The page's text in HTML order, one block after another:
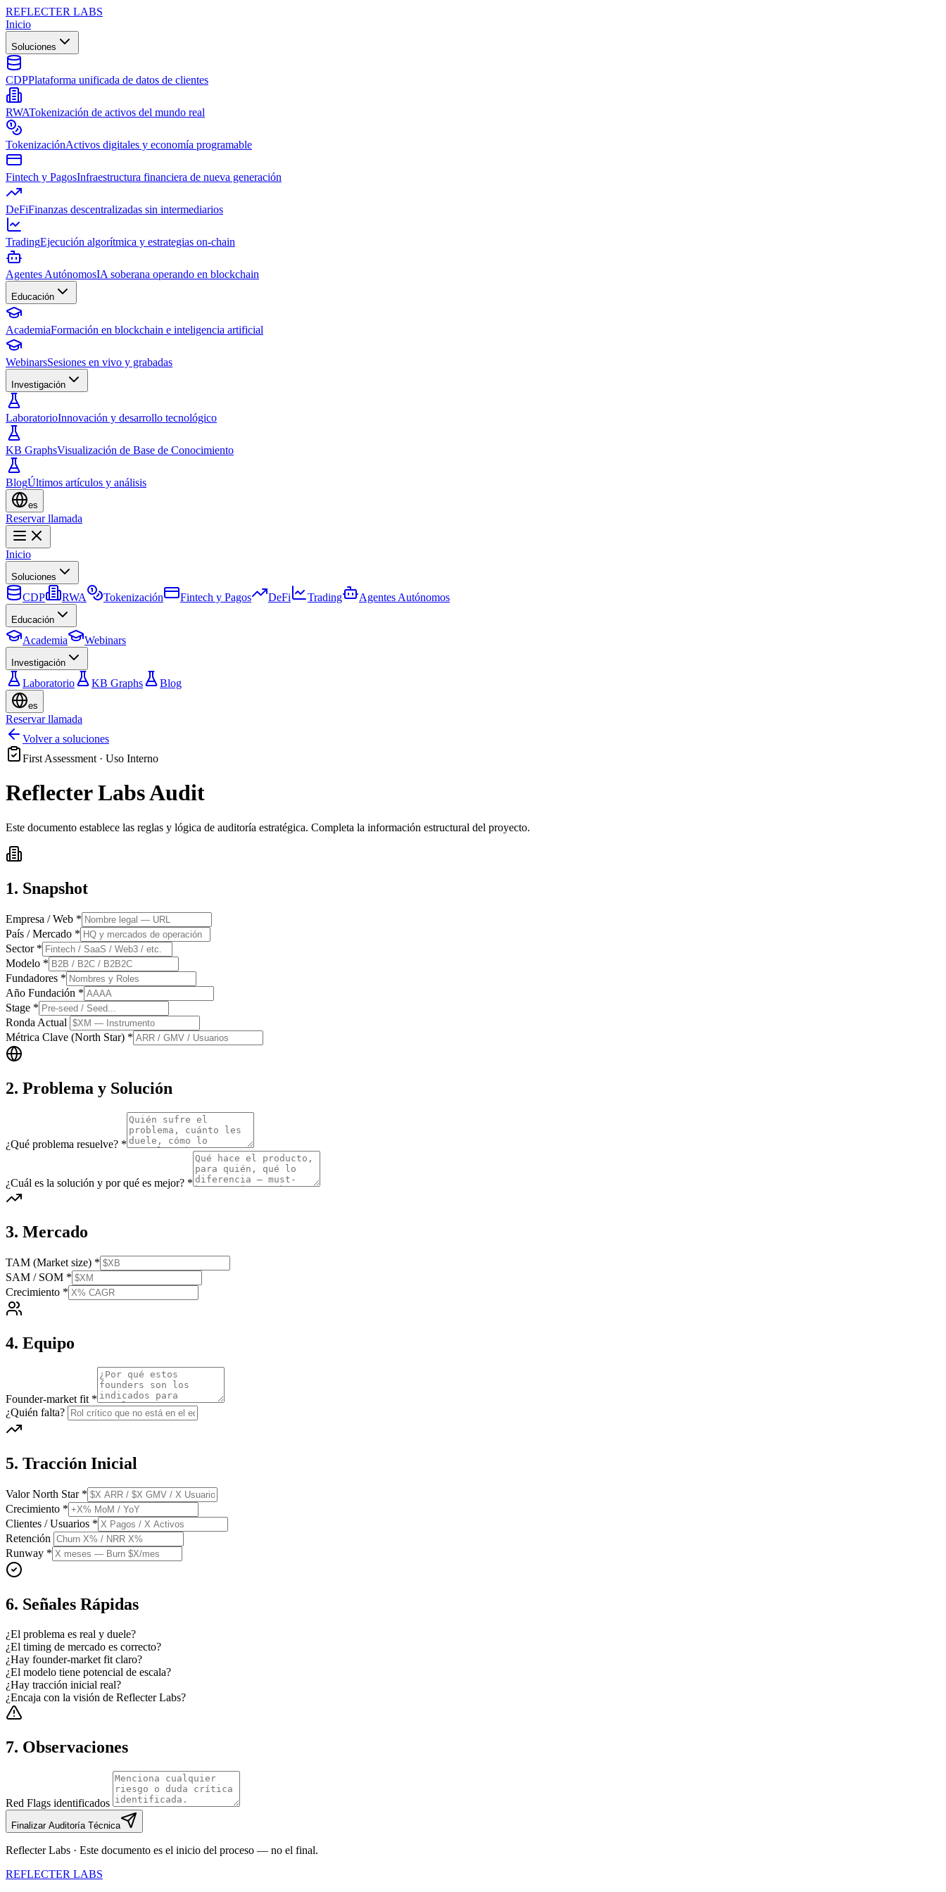
REFLECTER LABS
Inicio
Soluciones
CDPPlataforma unificada de datos de clientes
RWATokenización de activos del mundo real
TokenizaciónActivos digitales y economía programable
Fintech y PagosInfraestructura financiera de nueva generación
DeFiFinanzas descentralizadas sin intermediarios
TradingEjecución algorítmica y estrategias on-chain
Agentes AutónomosIA soberana operando en blockchain
Educación
AcademiaFormación en blockchain e inteligencia artificial
WebinarsSesiones en vivo y grabadas
Investigación
LaboratorioInnovación y desarrollo tecnológico
KB GraphsVisualización de Base de Conocimiento
BlogÚltimos artículos y análisis
es
Reservar llamada
Inicio
Soluciones
CDP RWA Tokenización Fintech y Pagos DeFi Trading Agentes Autónomos
Educación
Academia Webinars
Investigación
Laboratorio KB Graphs Blog
es
Reservar llamada
Volver a soluciones
First Assessment · Uso Interno
Reflecter LabsAudit
Este documento establece las reglas y lógica de auditoría estratégica. Completa la información estructural del proyecto.
1. Snapshot
Empresa / Web *
País / Mercado *
Sector *
Modelo *
Fundadores *
Año Fundación *
Stage *
Ronda Actual
Métrica Clave (North Star) *
2. Problema y Solución
¿Qué problema resuelve? *
¿Cuál es la solución y por qué es mejor? *
3. Mercado
TAM (Market size) *
SAM / SOM *
Crecimiento *
4. Equipo
Founder-market fit *
¿Quién falta?
5. Tracción Inicial
Valor North Star *
Crecimiento *
Clientes / Usuarios *
Retención
Runway *
6. Señales Rápidas
¿El problema es real y duele?
¿El timing de mercado es correcto?
¿Hay founder-market fit claro?
¿El modelo tiene potencial de escala?
¿Hay tracción inicial real?
¿Encaja con la visión de Reflecter Labs?
7. Observaciones
Red Flags identificados
Finalizar Auditoría Técnica
Reflecter Labs · Este documento es el inicio del proceso — no el final.
REFLECTER LABS